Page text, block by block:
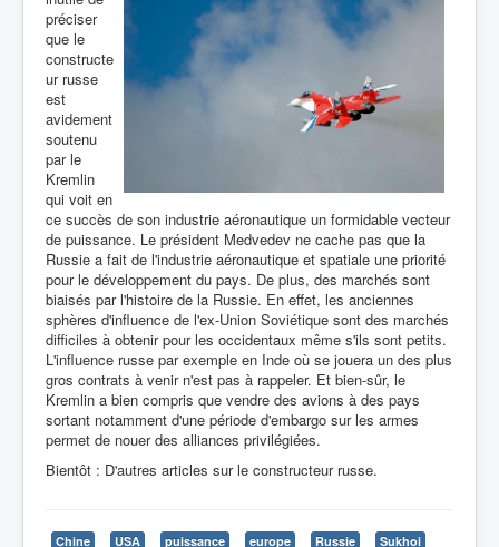
préciser
que le
constructe
ur russe
est
avidement
soutenu
par le
Kremlin
qui voit en
ce succès de son industrie aéronautique un formidable vecteur
de puissance. Le président Medvedev ne cache pas que la
Russie a fait de l'industrie aéronautique et spatiale une priorité
pour le développement du pays. De plus, des marchés sont
biaisés par l'histoire de la Russie. En effet, les anciennes
sphères d'influence de l'ex-Union Soviétique sont des marchés
difficiles à obtenir pour les occidentaux même s'ils sont petits.
L'influence russe par exemple en Inde où se jouera un des plus
gros contrats à venir n'est pas à rappeler. Et bien-sûr, le
Kremlin a bien compris que vendre des avions à des pays
sortant notamment d'une période d'embargo sur les armes
permet de nouer des alliances privilégiées.
Bientôt : D'autres articles sur le constructeur russe.
Chine USA puissance europe Russie
Sukhoi